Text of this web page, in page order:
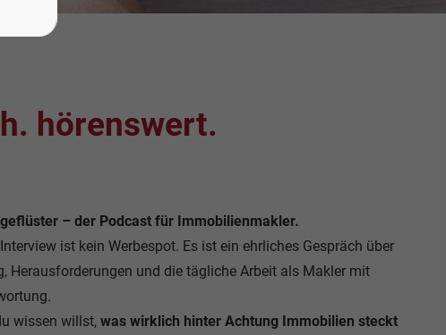
hörenswert.
– der Podcast für Immobilienmakler.
ist kein Werbespot. Es ist ein ehrliches Gespräch über
Herausforderungen und die tägliche Arbeit als Makler mit
wissen willst, was wirklich hinter Achtung Immobilien steckt